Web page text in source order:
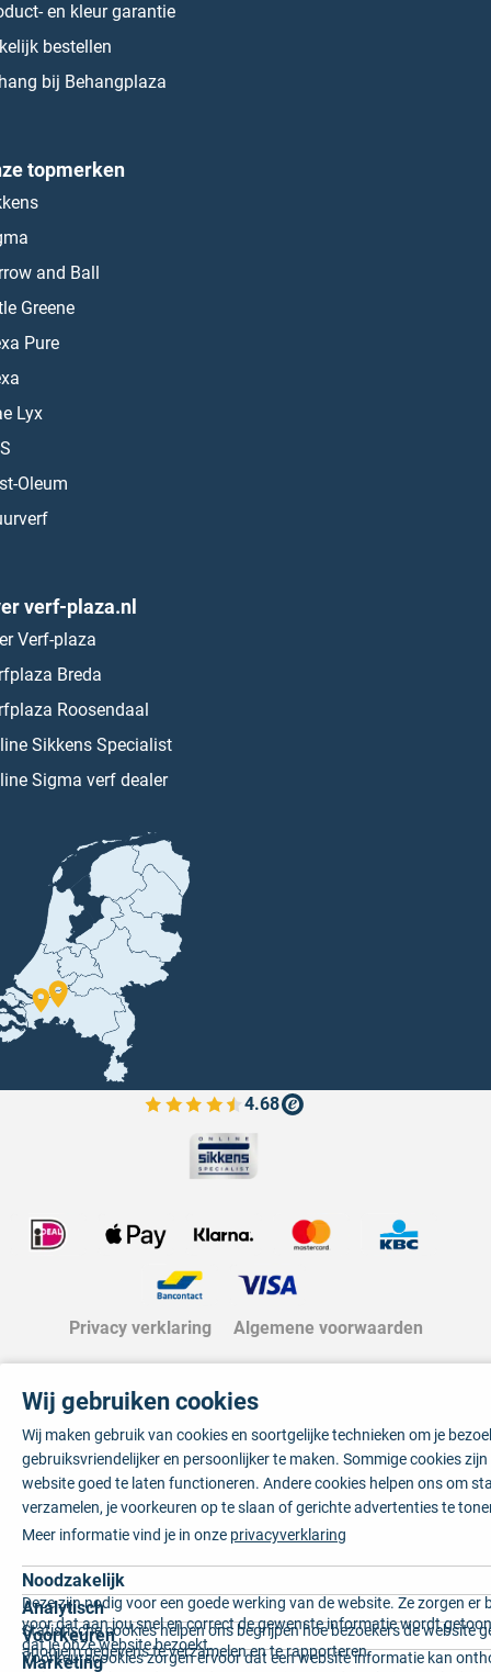
en kleur garantie
bestellen
bij Behangplaza
topmerken
and Ball
Greene
Pure
Lyx
Oleum
verf-plaza.nl
Verf-plaza
Breda
Roosendaal
Sikkens Specialist
Sigma verf dealer
4.68
Bekijk de verfplaza beoordelingen
Privacy verklaring Algemene voorwaarden
Wij gebruiken cookies
Wij maken gebruik van cookies en soortgelijke technieken om je
gebruiksvriendelijker en persoonlijker te maken. Sommige cookies
website goed te laten functioneren. Andere cookies helpen ons om
verzamelen, je voorkeuren op te slaan of gerichte advertenties te
Meer informatie vind je in onze privacyverklaring
Noodzakelijk
Deze zijn nodig voor een goede werking van de website. Ze zorgen er
voor dat aan jou snel en correct de gewenste informatie wordt
dat je onze website bezoekt.
Analytisch
Statistische cookies helpen ons begrijpen hoe bezoekers de website
anoniem gegevens te verzamelen en te rapporteren.
Voorkeuren
Voorkeurscookies zorgen ervoor dat een website informatie kan
Marketing